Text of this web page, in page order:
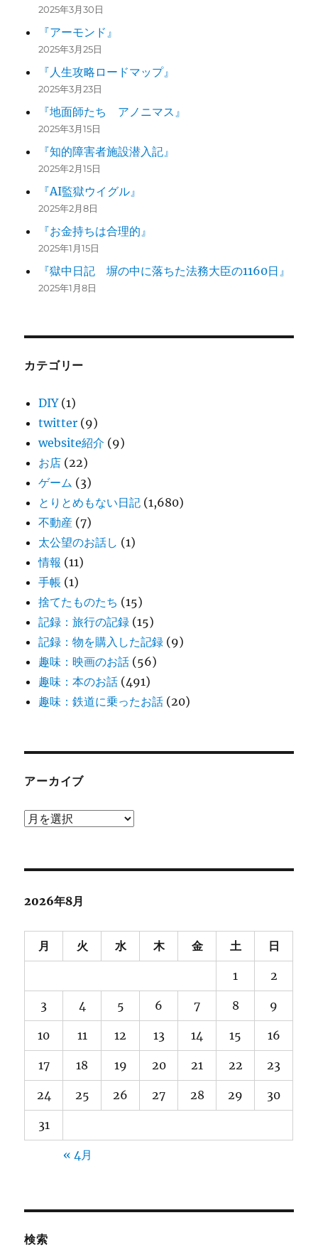
2025年3月30日
『アーモンド』
2025年3月25日
『人生攻略ロードマップ』
2025年3月23日
『地面師たち アノニマス』
2025年3月15日
『知的障害者施設潜入記』
2025年2月15日
『AI監獄ウイグル』
2025年2月8日
『お金持ちは合理的』
2025年1月15日
『獄中日記 塀の中に落ちた法務大臣の1160日』
2025年1月8日
カテゴリー
DIY(1)
twitter (9)
website紹介 (9)
お店 (22)
ゲーム (3)
とりとめもない日記 (1,680)
不動産 (7)
太公望のお話し (1)
情報 (11)
手帳 (1)
捨てたものたち (15)
記録：旅行の記録 (15)
記録：物を購入した記録 (9)
趣味：映画のお話 (56)
趣味：本のお話 (491)
趣味：鉄道に乗ったお話 (20)
アーカイブ
ア
ブ
2026年8月
月 火 水 木 金 土 日
1 2
3 4 5 6 7 8 9
10 11 12 13 14 15 16
17 18 19 20 21 22 23
24 25 26 27 28 29 30
31
« 4月
検索